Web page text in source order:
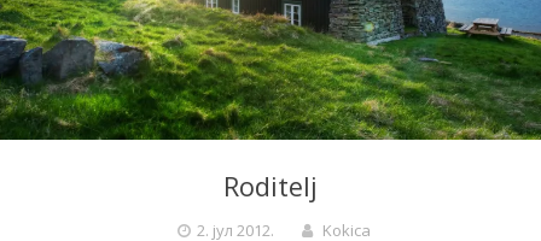
Roditelj
2. јул 2012. Kokica